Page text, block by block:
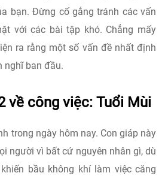
bạn. Đừng cố gắng tránh các vấn
với các bài tập khó. Chẳng mấy
ra rằng một số vấn đề nhất định
nghĩ ban đầu.
về công việc: Tuổi Mùi
trong ngày hôm nay. Con giáp này
người vì bất cứ nguyên nhân gì, dù
bầu không khí làm việc căng